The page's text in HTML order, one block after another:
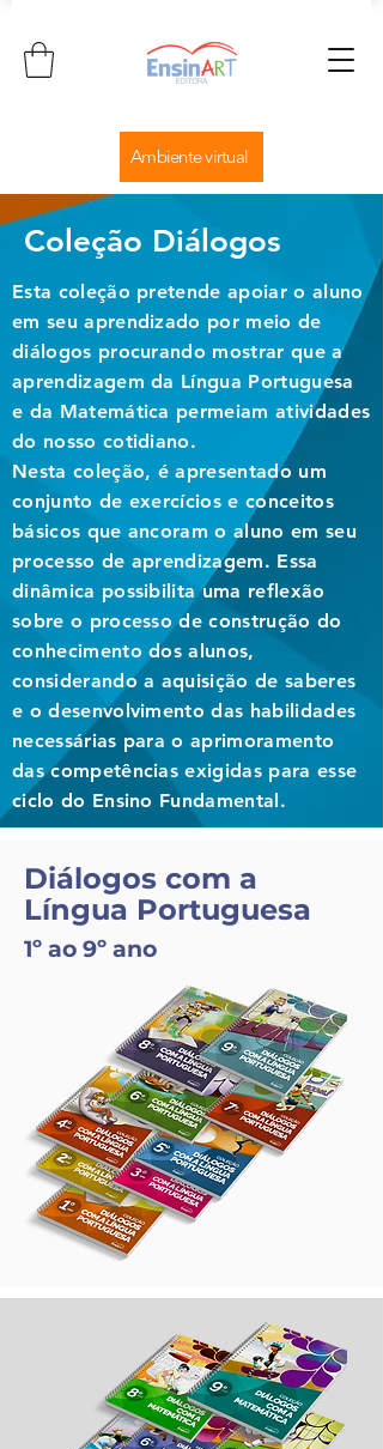
Ambiente virtual
Coleção Diálogos
Esta coleção pretende apoiar o aluno
em seu aprendizado por meio de
diálogos procurando mostrar que a
aprendizagem da Língua Portuguesa
e da Matemática permeiam atividades
do nosso cotidiano.
Nesta coleção, é apresentado um
conjunto de exercícios e conceitos
básicos que ancoram o aluno em seu
processo de aprendizagem. Essa
dinâmica possibilita uma reflexão
sobre o processo de construção do
conhecimento dos alunos,
considerando a aquisição de saberes
e o desenvolvimento das habilidades
necessárias para o aprimoramento
das competências exigidas para esse
ciclo do Ensino Fundamental.
Diálogos com a
Língua Portuguesa
1º ao 9º ano